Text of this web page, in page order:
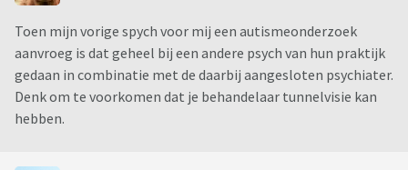
Toen mijn vorige spych voor mij een autismeonderzoek
aanvroeg is dat geheel bij een andere psych van hun praktijk
gedaan in combinatie met de daarbij aangesloten psychiater.
Denk om te voorkomen dat je behandelaar tunnelvisie kan
hebben.